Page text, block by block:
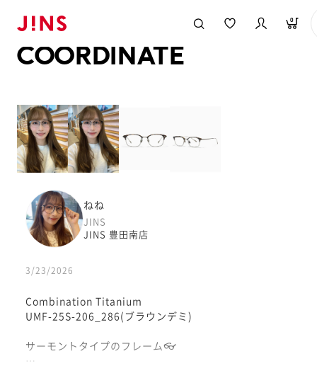
0
COORDINATE
ねね
JINS
JINS 豊田南店
3/23/2026
Combination Titanium
UMF-25S-206_286(ブラウンデミ)
サーモントタイプのフレーム👓